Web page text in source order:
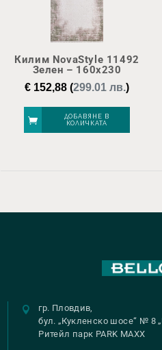
Килим NovaStyle 11492
Зелен – 160х230
€ 152,88 (299.01 лв.)
ДОБАВЯНЕ В
КОЛИЧКАТА
гр. Пловдив,
бул. „Кукленско шосе“ № 8
Ритейл парк PARK MAXX